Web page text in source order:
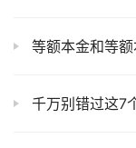
等额本金和等
千万别错过这7个超好